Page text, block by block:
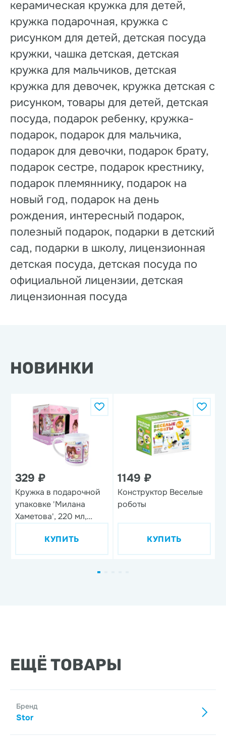
керамическая кружка для детей,
кружка подарочная, кружка с
рисунком для детей, детская посуда
кружки, чашка детская, детская
кружка для мальчиков, детская
кружка для девочек, кружка детская с
рисунком, товары для детей, детская
посуда, подарок ребенку, кружка-
подарок, подарок для мальчика,
подарок для девочки, подарок брату,
подарок сестре, подарок крестнику,
подарок племяннику, подарок на
новый год, подарок на день
рождения, интересный подарок,
полезный подарок, подарки в детский
сад, подарки в школу, лицензионная
детская посуда, детская посуда по
официальной лицензии, детская
лицензионная посуда
НОВИНКИ
329 ₽
Кружка в подарочной
упаковке 'Милана
Хаметова', 220 мл,
КУПИТЬ
1149 ₽
Конструктор Веселые
роботы
КУПИТЬ
ЕЩЁ ТОВАРЫ
Бренд
Stor